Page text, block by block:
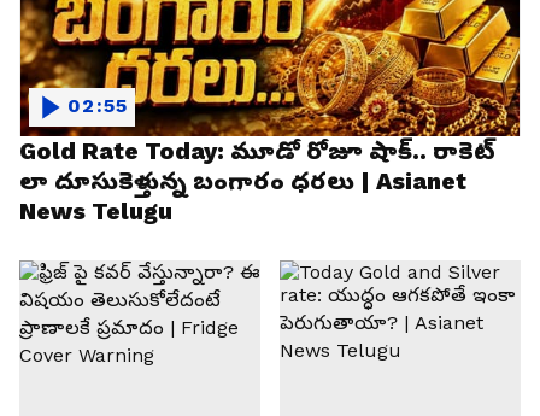
Gold Rate Today: మూడో రోజూ షాక్.. రాకెట్
లా దూసుకెళ్తున్న బంగారం ధరలు | Asianet
News Telugu
02:55